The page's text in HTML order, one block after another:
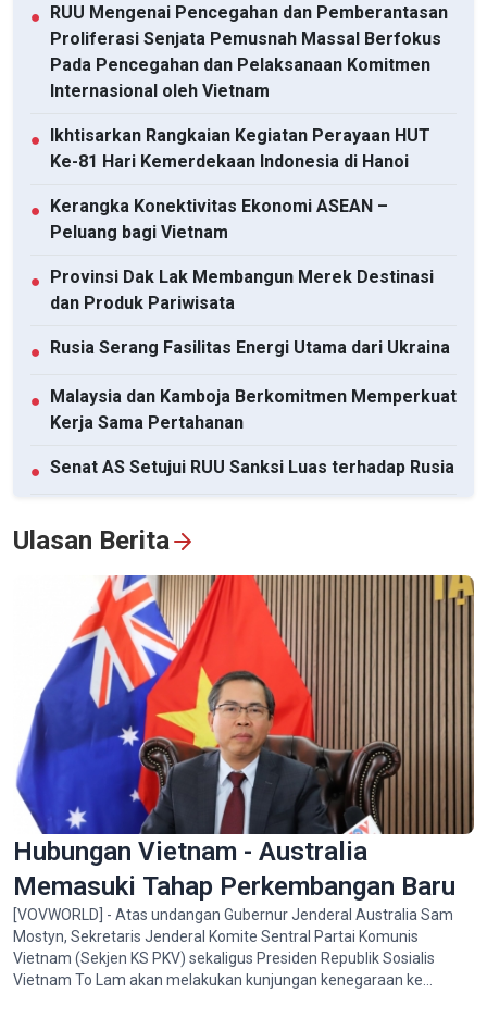
● RUU Mengenai Pencegahan dan Pemberantasan
Proliferasi Senjata Pemusnah Massal Berfokus
Pada Pencegahan dan Pelaksanaan Komitmen
Internasional oleh Vietnam
● Ikhtisarkan Rangkaian Kegiatan Perayaan HUT
Ke-81 Hari Kemerdekaan Indonesia di Hanoi
● Kerangka Konektivitas Ekonomi ASEAN –
Peluang bagi Vietnam
● Provinsi Dak Lak Membangun Merek Destinasi
dan Produk Pariwisata
● Rusia Serang Fasilitas Energi Utama dari Ukraina
● Malaysia dan Kamboja Berkomitmen Memperkuat
Kerja Sama Pertahanan
● Senat AS Setujui RUU Sanksi Luas terhadap Rusia
Vietnam dan Thailand
Lihat semua
Ulasan Berita
Hubungan Vietnam - Australia
Memasuki Tahap Perkembangan Baru
[VOVWORLD] - Atas undangan Gubernur Jenderal Australia Sam
Mostyn, Sekretaris Jenderal Komite Sentral Partai Komunis
Vietnam (Sekjen KS PKV) sekaligus Presiden Republik Sosialis
Vietnam To Lam akan melakukan kunjungan kenegaraan ke